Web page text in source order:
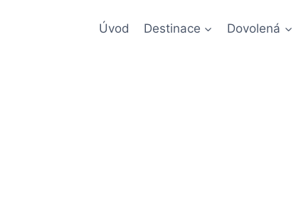
Úvod Destinace Dovolená